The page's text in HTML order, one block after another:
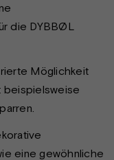
die DYBBØL
Möglichkeit
beispielsweise
eine gewöhnliche